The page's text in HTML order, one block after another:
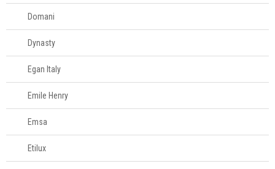
Decoração
Login
Criar conta
Conosco
61
996581061
Domani
Dynasty
Egan Italy
Emile Henry
Emsa
Etilux